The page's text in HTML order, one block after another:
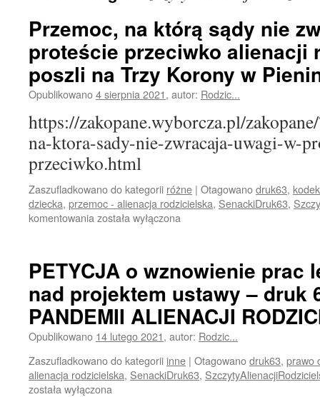
Przemoc, na którą sądy nie
proteście przeciwko alienacji
poszli na Trzy Korony w
Opublikowano4 sierpnia 2021, autor: Rodzic...
https://zakopane.wyborcza.pl/
na-ktora-sady-nie-zwracaja-uwagi-w-
przeciwko.html
Zaszufladkowano do kategorii różne | Otagowanodruk63,
dziecka, przemoc - alienacja rodzicielska, SenackiDruk63,
komentowania Przemoc,
nie
zwracają
uwagi.
W
proteście
przeciwko
alienacji
rodzicielskiej
poszli
została wyłączona
PETYCJA o wznowienie prac
nad projektem ustawy – druk
PANDEMII ALIENACJI
Opublikowano 14 lutego 2021, autor: Rodzic...
Zaszufladkowano do kategorii inne | Otagowanodruk63, prawo
alienacja rodzicielska, SenackiDruk63,
została wyłączona